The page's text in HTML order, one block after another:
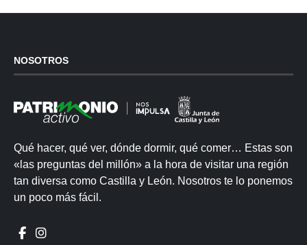
NOSOTROS
Qué hacer, qué ver, dónde dormir, qué comer… Estas son
«las preguntas del millón» a la hora de visitar una región
tan diversa como Castilla y León. Nosotros te lo ponemos
un poco más fácil.